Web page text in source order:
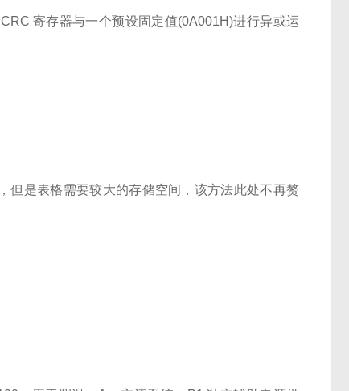
寄存器与一个预设固定值(0A001H)进行异或运
是表格需要较大的存储空间，该方法此处不再赘